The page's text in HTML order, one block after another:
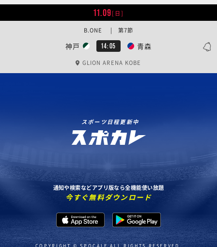
11.09[日]
神戸 14:05 青森
B.ONE | 第7節
GLION ARENA KOBE
スポーツ日程更新中
通知や検索などアプリ版なら全機能使い放題
今すぐ無料ダウンロード